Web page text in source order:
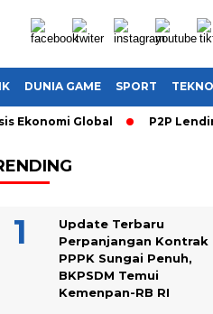
DUNIA GAME SPORT
Global P2P Lending
Update Terbaru
Perpanjangan Kontrak
PPPK Sungai Penuh,
BKPSDM Temui
Kemenpan-RB RI